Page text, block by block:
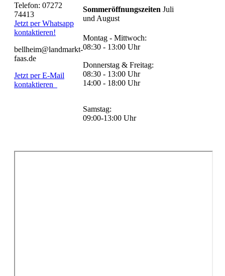
Telefon: 07272
74413
Jetzt per Whatsapp
kontaktieren!
bellheim@landmarkt-
faas.de
Jetzt per E-Mail
kontaktieren
Sommeröffnungszeiten Juli
und August
Montag - Mittwoch:
08:30 - 13:00 Uhr
Donnerstag & Freitag:
08:30 - 13:00 Uhr
14:00 - 18:00 Uhr
Samstag:
09:00-13:00 Uhr